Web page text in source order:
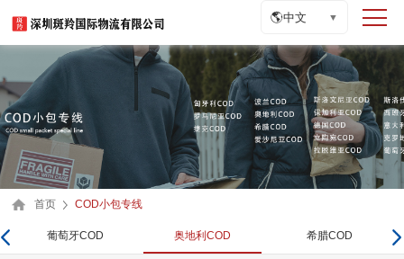
🌎中文 ▼
首页 COD小包专线
Previous
葡萄牙COD 奥地利COD 希腊COD